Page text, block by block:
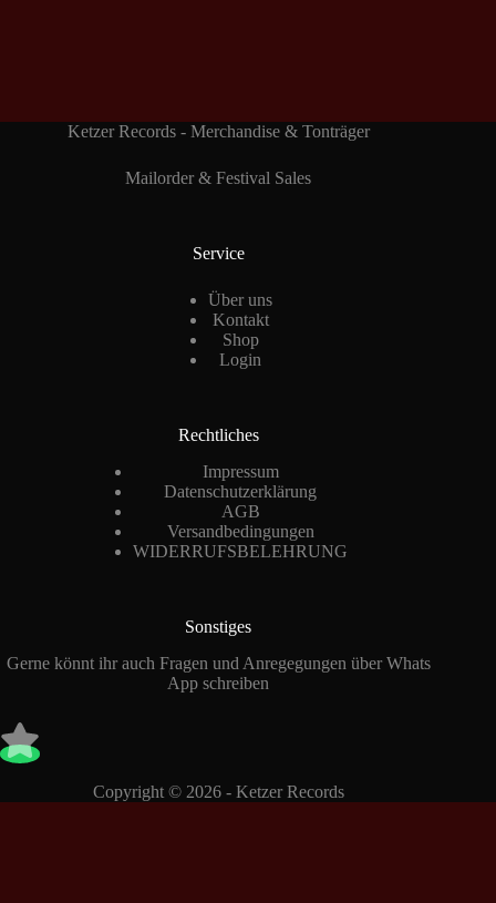
Ketzer Records - Merchandise & Tonträger
Mailorder & Festival Sales
Service
Über uns
Kontakt
Shop
Login
Rechtliches
Impressum
Datenschutzerklärung
AGB
Versandbedingungen
WIDERRUFSBELEHRUNG
Sonstiges
Gerne könnt ihr auch Fragen und Anregegungen über Whats
App schreiben
Copyright © 2026 - Ketzer Records